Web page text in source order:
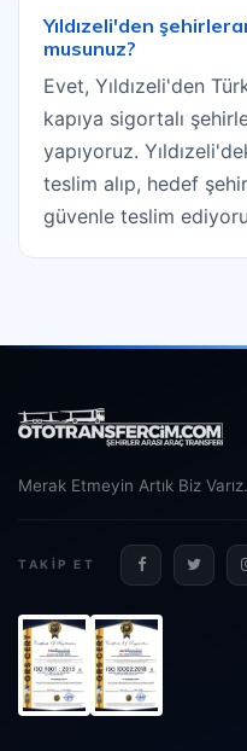
Yıldızeli'den
musunuz?
Evet, Yıldızeli'den
kapıya sigortalı
yapıyoruz.
teslim alıp, hedef
güvenle teslim
Merak Etmeyin Artık Biz Varız.
TAKIP ET